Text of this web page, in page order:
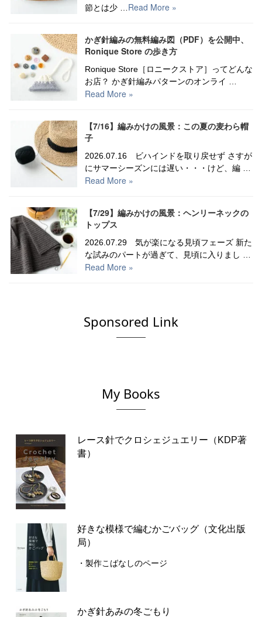
節とは少 … Read More »
かぎ針編みの無料編み図（PDF）を公開中、
Ronique Store の歩き方
Ronique Store［ロニークストア］ってどんな
お店？ かぎ針編みパターンのオンライ …
Read More »
【7/16】編みかけの風景：この夏の麦わら帽
子
2026.07.16 ビハインドを取り戻せず さすが
にサマーシーズンには遅い・・・けど、編 …
Read More »
【7/29】編みかけの風景：ヘンリーネックの
トップス
2026.07.29 気が楽になる見頃フェーズ 新た
な試みのパートが過ぎて、見頃に入りまし …
Read More »
Sponsored Link
My Books
レース針でクロシェジュエリー（KDP著
書）
好きな模様で編むかごバッグ（文化出版
局）
・製作こばなしのページ
かぎ針あみの冬ごもり